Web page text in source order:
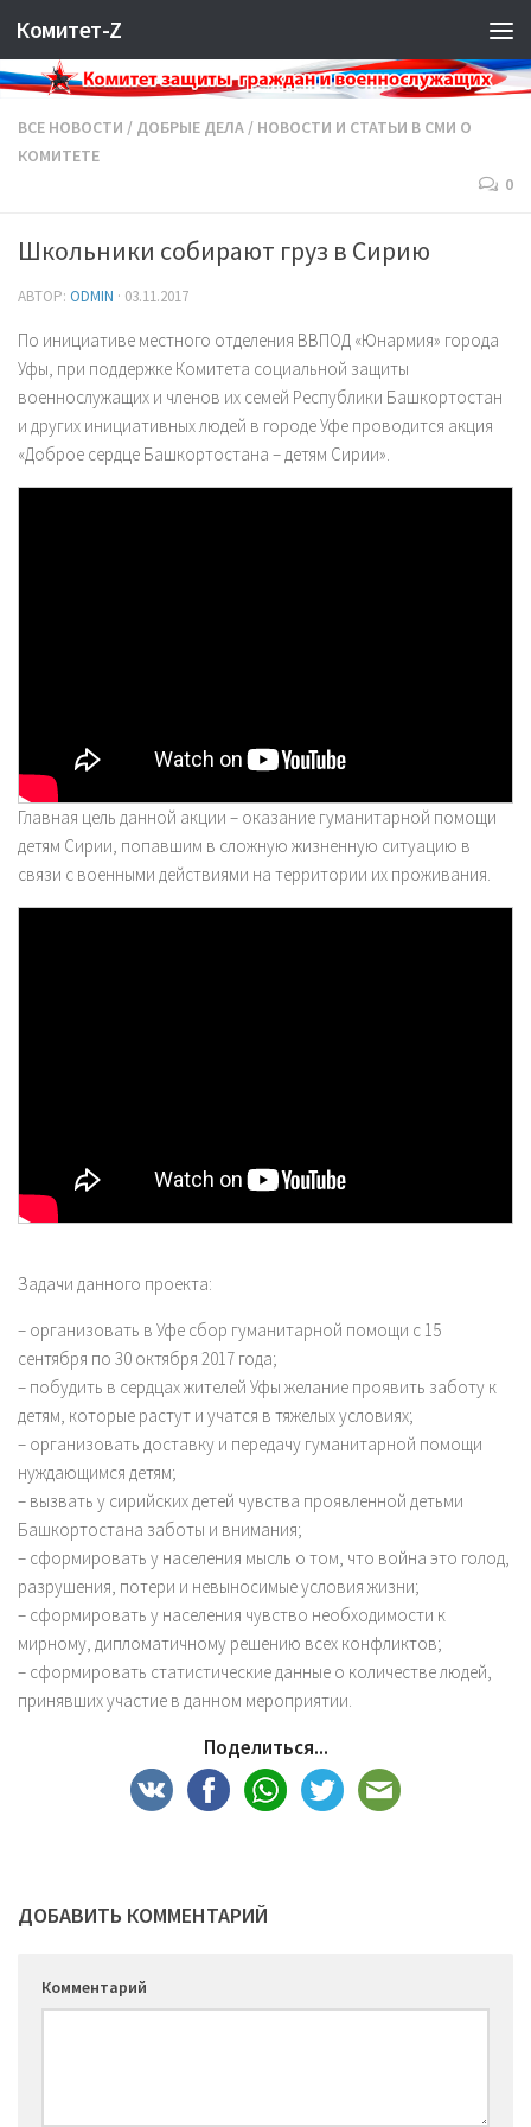
Комитет-Z
ВСЕ НОВОСТИ / ДОБРЫЕ ДЕЛА / НОВОСТИ И СТАТЬИ В СМИ О
КОМИТЕТЕ
0
Школьники собирают груз в Сирию
АВТОР: ODMIN · 03.11.2017
По инициативе местного отделения ВВПОД «Юнармия» города
Уфы, при поддержке Комитета социальной защиты
военнослужащих и членов их семей Республики Башкортостан
и других инициативных людей в городе Уфе проводится акция
«Доброе сердце Башкортостана – детям Сирии».
Главная цель данной акции – оказание гуманитарной помощи
детям Сирии, попавшим в сложную жизненную ситуацию в
связи с военными действиями на территории их проживания.
Задачи данного проекта:
– организовать в Уфе сбор гуманитарной помощи с 15
сентября по 30 октября 2017 года;
– побудить в сердцах жителей Уфы желание проявить заботу к
детям, которые растут и учатся в тяжелых условиях;
– организовать доставку и передачу гуманитарной помощи
нуждающимся детям;
– вызвать у сирийских детей чувства проявленной детьми
Башкортостана заботы и внимания;
– сформировать у населения мысль о том, что война это голод,
разрушения, потери и невыносимые условия жизни;
– сформировать у населения чувство необходимости к
мирному, дипломатичному решению всех конфликтов;
– сформировать статистические данные о количестве людей,
принявших участие в данном мероприятии.
Поделиться...
ДОБАВИТЬ КОММЕНТАРИЙ
Комментарий